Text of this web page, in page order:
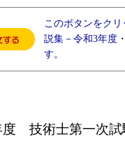
このボタンをク
説集－令和3年度
す。
度 技術士第一次試